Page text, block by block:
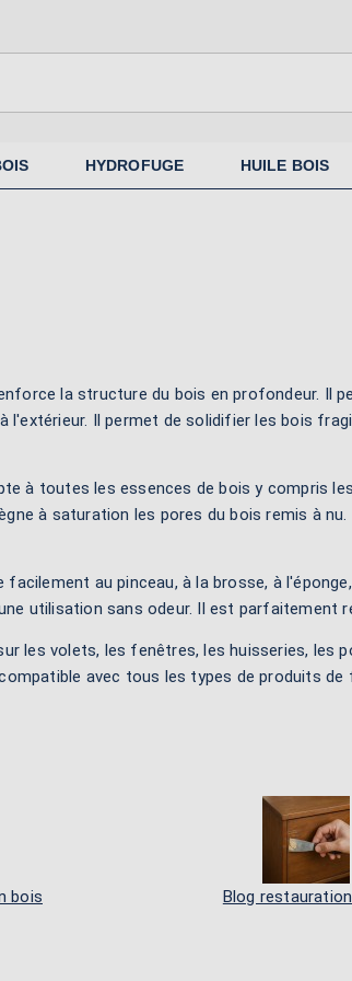
HYDROFUGE HUILE BOIS
la structure du bois en profondeur. Il
l'extérieur. Il permet de solidifier les bois
à toutes les essences de bois y compris
à saturation les pores du bois remis à
facilement au pinceau, à la brosse, à
utilisation sans odeur. Il est parfaitement
les volets, les fenêtres, les huisseries,
avec tous les types de produits
bois Blog